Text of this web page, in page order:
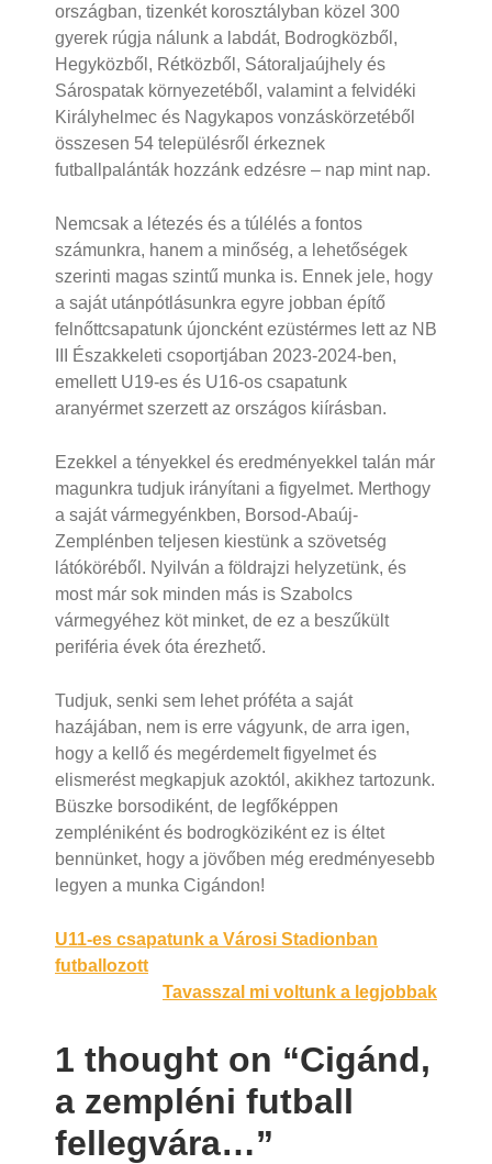
országban, tizenkét korosztályban közel 300
gyerek rúgja nálunk a labdát, Bodrogközből,
Hegyközből, Rétközből, Sátoraljaújhely és
Sárospatak környezetéből, valamint a felvidéki
Királyhelmec és Nagykapos vonzáskörzetéből
összesen 54 településről érkeznek
futballpalánták hozzánk edzésre – nap mint nap.
Nemcsak a létezés és a túlélés a fontos
számunkra, hanem a minőség, a lehetőségek
szerinti magas szintű munka is. Ennek jele, hogy
a saját utánpótlásunkra egyre jobban építő
felnőttcsapatunk újoncként ezüstérmes lett az NB
III Északkeleti csoportjában 2023-2024-ben,
emellett U19-es és U16-os csapatunk
aranyérmet szerzett az országos kiírásban.
Ezekkel a tényekkel és eredményekkel talán már
magunkra tudjuk irányítani a figyelmet. Merthogy
a saját vármegyénkben, Borsod-Abaúj-
Zemplénben teljesen kiestünk a szövetség
látóköréből. Nyilván a földrajzi helyzetünk, és
most már sok minden más is Szabolcs
vármegyéhez köt minket, de ez a beszűkült
periféria évek óta érezhető.
Tudjuk, senki sem lehet próféta a saját
hazájában, nem is erre vágyunk, de arra igen,
hogy a kellő és megérdemelt figyelmet és
elismerést megkapjuk azoktól, akikhez tartozunk.
Büszke borsodiként, de legfőképpen
zempléniként és bodrogköziként ez is éltet
bennünket, hogy a jövőben még eredményesebb
legyen a munka Cigándon!
Bejegyzés
navigáció
U11-es csapatunk a Városi Stadionban
futballozott
Tavasszal mi voltunk a legjobbak
1 thought on “Cigánd,
a zempléni futball
fellegvára…”